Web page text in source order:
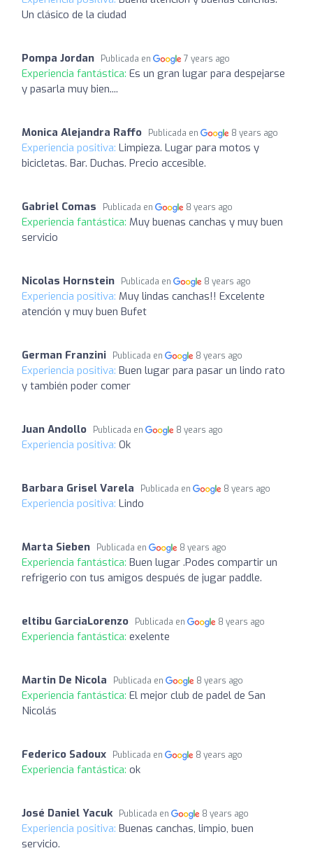
Un clásico de la ciudad
Pompa Jordan Publicada en 7 years ago
Experiencia fantástica: Es un gran lugar para despejarse
y pasarla muy bien....
Monica Alejandra Raffo Publicada en 8 years ago
Experiencia positiva: Limpieza. Lugar para motos y
bicicletas. Bar. Duchas. Precio accesible.
Gabriel Comas Publicada en 8 years ago
Experiencia fantástica: Muy buenas canchas y muy buen
servicio
Nicolas Hornstein Publicada en 8 years ago
Experiencia positiva: Muy lindas canchas!! Excelente
atención y muy buen Bufet
German Franzini Publicada en 8 years ago
Experiencia positiva: Buen lugar para pasar un lindo rato
y también poder comer
Juan Andollo Publicada en 8 years ago
Experiencia positiva: Ok
Barbara Grisel Varela Publicada en 8 years ago
Experiencia positiva: Lindo
Marta Sieben Publicada en 8 years ago
Experiencia fantástica: Buen lugar .Podes compartir un
refrigerio con tus amigos después de jugar paddle.
eltibu GarciaLorenzo Publicada en 8 years ago
Experiencia fantástica: exelente
Martin De Nicola Publicada en 8 years ago
Experiencia fantástica: El mejor club de padel de San
Nicolás
Federico Sadoux Publicada en 8 years ago
Experiencia fantástica: ok
José Daniel Yacuk Publicada en 8 years ago
Experiencia positiva: Buenas canchas, limpio, buen
servicio.